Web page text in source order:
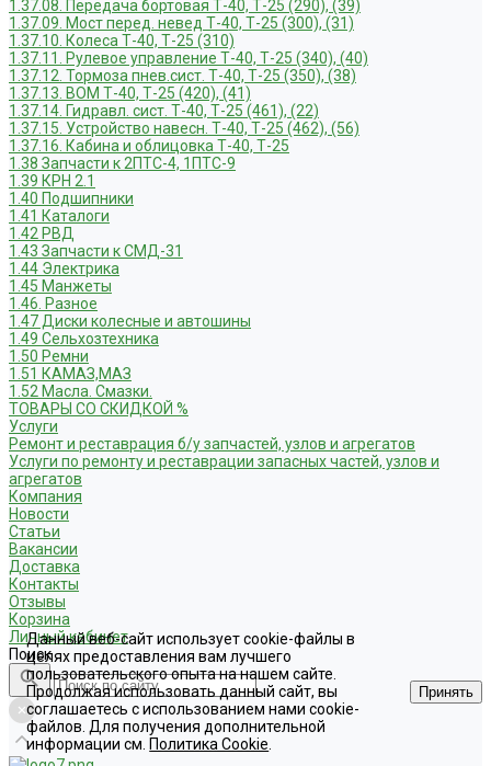
1.37.08. Передача бортовая Т-40, Т-25 (290), (39)
1.37.09. Мост перед. невед Т-40, Т-25 (300), (31)
1.37.10. Колеса Т-40, Т-25 (310)
1.37.11. Рулевое управление Т-40, Т-25 (340), (40)
1.37.12. Тормоза пнев.сист. Т-40, Т-25 (350), (38)
1.37.13. ВОМ Т-40, Т-25 (420), (41)
1.37.14. Гидравл. сист. Т-40, Т-25 (461), (22)
1.37.15. Устройство навесн. Т-40, Т-25 (462), (56)
1.37.16. Кабина и облицовка Т-40, Т-25
1.38 Запчасти к 2ПТС-4, 1ПТС-9
1.39 КРН 2.1
1.40 Подшипники
1.41 Каталоги
1.42 РВД
1.43 Запчасти к СМД-31
1.44 Электрика
1.45 Манжеты
1.46. Разное
1.47 Диски колесные и автошины
1.49 Сельхозтехника
1.50 Ремни
1.51 КАМАЗ,МАЗ
1.52 Масла. Смазки.
ТОВАРЫ СО СКИДКОЙ %
Услуги
Ремонт и реставрация б/у запчастей, узлов и агрегатов
Услуги по ремонту и реставрации запасных частей, узлов и
агрегатов
Компания
Новости
Статьи
Вакансии
Доставка
Контакты
Отзывы
Корзина
Личный кабинет
Поиск
Данный веб-сайт использует cookie-файлы в
целях предоставления вам лучшего
пользовательского опыта на нашем сайте.
Продолжая использовать данный сайт, вы
соглашаетесь с использованием нами cookie-
файлов. Для получения дополнительной
информации см. Политика Cookie
Принять